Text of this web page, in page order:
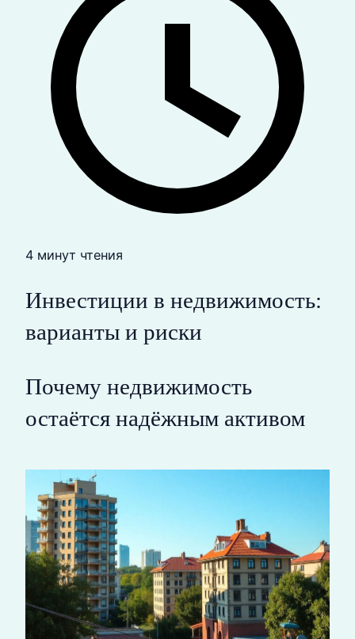
4 минут чтения
Инвестиции в недвижимость:
варианты и риски
Почему недвижимость
остаётся надёжным активом